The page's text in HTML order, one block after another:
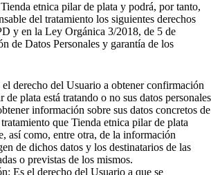
etnica pilar de plata y podrá, por tanto,
del tratamiento los siguientes derechos
y en la Ley Orgánica 3/2018, de 5 de
de Datos Personales y garantía de los
el derecho del Usuario a obtener confirmación
de plata está tratando o no sus datos personales
información sobre sus datos concretos de
que Tienda etnica pilar de plata
así como, entre otra, de la información
de dichos datos y los destinatarios de las
o previstas de los mismos.
Es el derecho del Usuario a que se